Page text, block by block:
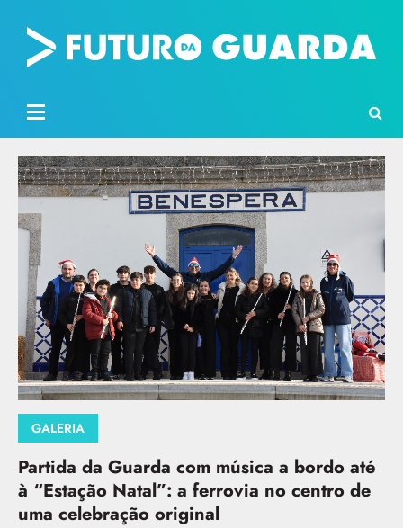
GALERIA
Partida da Guarda com música a bordo até
à “Estação Natal”: a ferrovia no centro de
uma celebração original